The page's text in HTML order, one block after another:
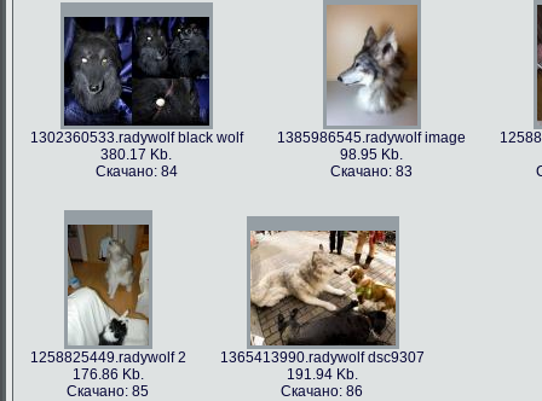
60.91 Kb.
Скачано: 79
1375506317.radywolf ao
492.86 Kb.
Скачано: 62
1393372244.radywolf eixin-20
3836.44 Kb.
Скачано: 70
1394357978.radywolf image
82.75 Kb.
Скачано: 70
1302360533.radywolf black wolf
380.17 Kb.
Скачано: 84
1385986545.radywolf image
98.95 Kb.
Скачано: 83
1258825449.radywolf 2
176.86 Kb.
Скачано: 85
1365413990.radywolf dsc9307
191.94 Kb.
Скачано: 86